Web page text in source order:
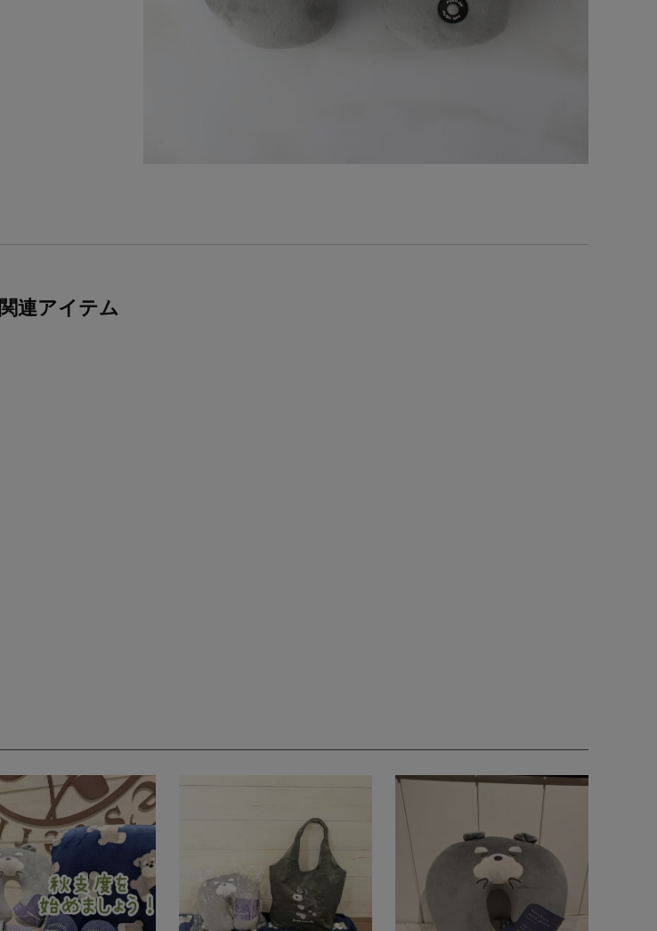
関連アイテム